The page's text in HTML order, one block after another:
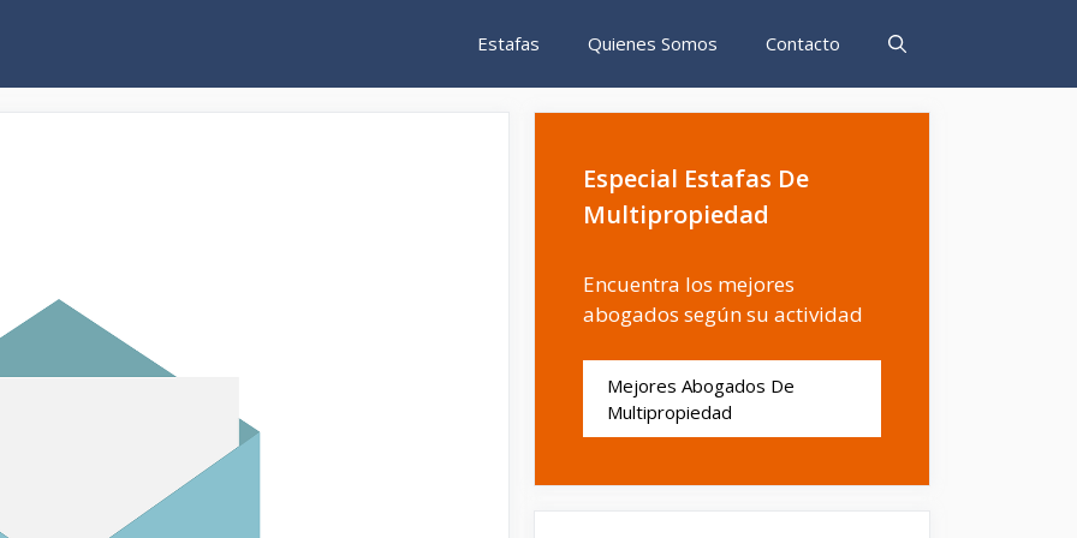
Estafas Quienes Somos Contacto
Especial Estafas De
Multipropiedad
Encuentra los mejores
abogados según su actividad
Mejores Abogados De
Multipropiedad